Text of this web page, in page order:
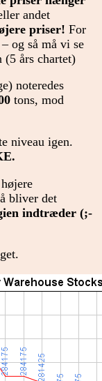
andet
priser! For
og så må vi se
(5 års chartet)
noteredes
tons, mod
niveau igen.
bliver det
indtræder (;-